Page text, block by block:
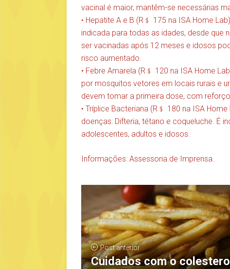
vacinal é maior, mantêm-se necessárias
• Hepatite A e B (R﹩ 175 na ISA Home
indicada para todas as idades, desde que
ser vacinadas após 12 meses e idosos
risco aumentado.
• Febre Amarela (R﹩ 120 na ISA Home
por mosquitos vetores em locais rurais e
devem tomar a primeira dose, com
• Tríplice Bacteriana (R﹩ 180 na ISA
doenças: Difteria, tétano e coqueluche. É
adolescentes, adultos e idosos.
Informações: Assessoria de Imprensa.
Post anterior
Cuidados com o colesterol